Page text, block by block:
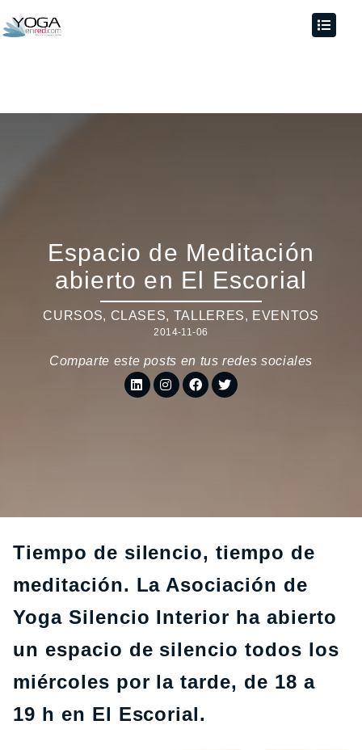
Espacio de Meditación
abierto en El Escorial
CURSOS, CLASES, TALLERES, EVENTOS
2014-11-06
Comparte este posts en tus redes sociales
Tiempo de silencio, tiempo de
meditación. La Asociación de
Yoga Silencio Interior ha abierto
un espacio de silencio todos los
miércoles por la tarde, de 18 a
19 h en El Escorial.